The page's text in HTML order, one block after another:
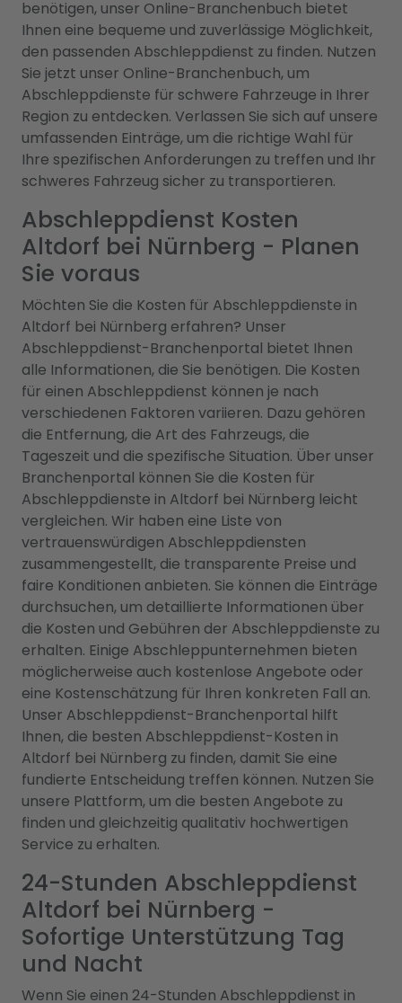
benötigen, unser Online-Branchenbuch bietet
Ihnen eine bequeme und zuverlässige Möglichkeit,
den passenden Abschleppdienst zu finden. Nutzen
Sie jetzt unser Online-Branchenbuch, um
Abschleppdienste für schwere Fahrzeuge in Ihrer
Region zu entdecken. Verlassen Sie sich auf unsere
umfassenden Einträge, um die richtige Wahl für
Ihre spezifischen Anforderungen zu treffen und Ihr
schweres Fahrzeug sicher zu transportieren.
Abschleppdienst Kosten
Altdorf bei Nürnberg - Planen
Sie voraus
Möchten Sie die Kosten für Abschleppdienste in
Altdorf bei Nürnberg erfahren? Unser
Abschleppdienst-Branchenportal bietet Ihnen
alle Informationen, die Sie benötigen. Die Kosten
für einen Abschleppdienst können je nach
verschiedenen Faktoren variieren. Dazu gehören
die Entfernung, die Art des Fahrzeugs, die
Tageszeit und die spezifische Situation. Über unser
Branchenportal können Sie die Kosten für
Abschleppdienste in Altdorf bei Nürnberg leicht
vergleichen. Wir haben eine Liste von
vertrauenswürdigen Abschleppdiensten
zusammengestellt, die transparente Preise und
faire Konditionen anbieten. Sie können die Einträge
durchsuchen, um detaillierte Informationen über
die Kosten und Gebühren der Abschleppdienste zu
erhalten. Einige Abschleppunternehmen bieten
möglicherweise auch kostenlose Angebote oder
eine Kostenschätzung für Ihren konkreten Fall an.
Unser Abschleppdienst-Branchenportal hilft
Ihnen, die besten Abschleppdienst-Kosten in
Altdorf bei Nürnberg zu finden, damit Sie eine
fundierte Entscheidung treffen können. Nutzen Sie
unsere Plattform, um die besten Angebote zu
finden und gleichzeitig qualitativ hochwertigen
Service zu erhalten.
24-Stunden Abschleppdienst
Altdorf bei Nürnberg -
Sofortige Unterstützung Tag
und Nacht
Wenn Sie einen 24-Stunden Abschleppdienst in